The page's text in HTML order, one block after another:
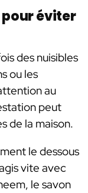
éviter
des nuisibles
ou les
au
peut
de la maison.
le dessous
vite avec
le savon